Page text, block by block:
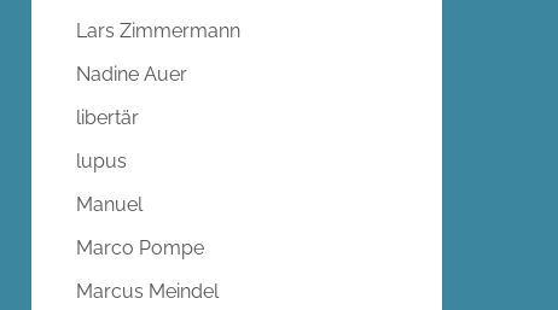
Lars Zimmermann
Nadine Auer
libertär
lupus
Manuel
Marco Pompe
Marcus Meindel